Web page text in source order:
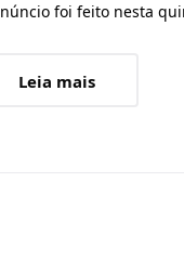
foi feito nesta
Leia mais